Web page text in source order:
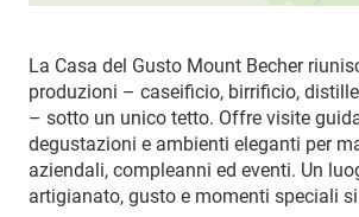
La Casa del Gusto Mount Becher
produzioni – caseificio, birrificio,
– sotto un unico tetto. Offre visite
degustazioni e ambienti eleganti per
aziendali, compleanni ed eventi. Un
artigianato, gusto e momenti speciali